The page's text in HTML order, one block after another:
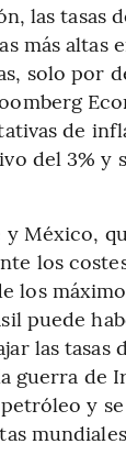
las tasas
más altas
solo por
de
del 3% y
México,
los
los
puede
las tasas
guerra de
y se